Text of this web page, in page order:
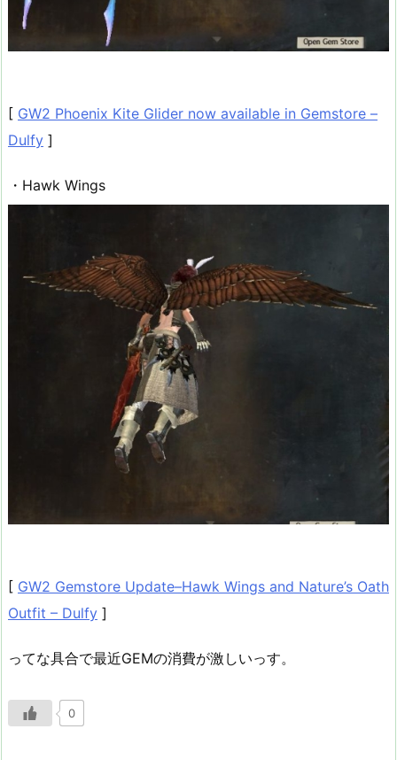
[ GW2 Phoenix Kite Glider now available in Gemstore –
Dulfy ]
・Hawk Wings
[ GW2 Gemstore Update–Hawk Wings and Nature’s Oath
Outfit – Dulfy ]
ってな具合で最近GEMの消費が激しいっす。
0